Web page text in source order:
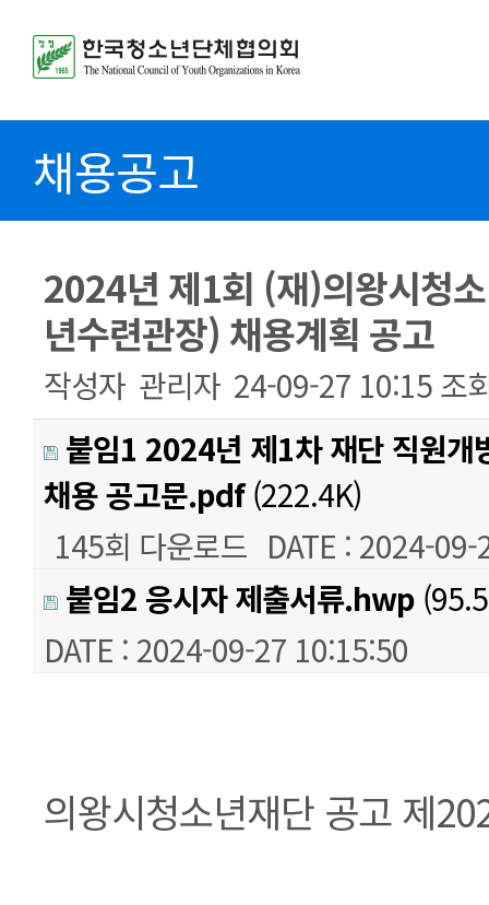
채용공고
2024년 제1회 (재)의왕시청
년수련관장) 채용계획 공고
작성자 관리자 24-09-27 10:15 조
붙임1 2024년 제1차 재단 직원개
채용 공고문.pdf(222.4K)
145회 다운로드 DATE : 2024-
붙임2 응시자 제출서류.hwp
DATE : 2024-09-27 10:15:50
본문
의왕시청소년재단 공고 제